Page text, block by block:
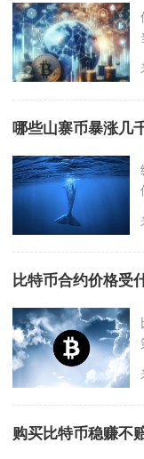
哪些山寨币暴涨几
比特币合约价格受
购买比特币稳赚不